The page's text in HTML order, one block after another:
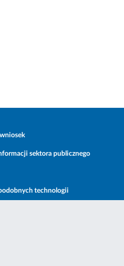
sektora publicznego
technologii